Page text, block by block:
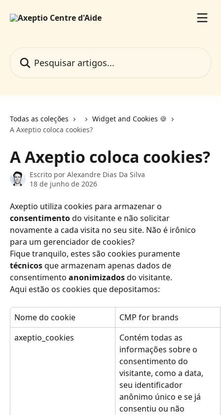
Todas as coleções
Widget and Cookies 🍪
A Axeptio coloca cookies?
A Axeptio coloca cookies?
Escrito por Alexandre Dias Da Silva
18 de junho de 2026
Axeptio utiliza cookies para armazenar o
consentimento do visitante e não solicitar
novamente a cada visita no seu site. Não é irônico
para um gerenciador de cookies?
Fique tranquilo, estes são cookies puramente
técnicos que armazenam apenas dados de
consentimento anonimizados do visitante.
Aqui estão os cookies que depositamos:
Nome do cookie
CMP for brands
axeptio_cookies
Contém todas as
informações sobre o
consentimento do
visitante, como a data,
seu identificador
anônimo único e se já
consentiu ou não